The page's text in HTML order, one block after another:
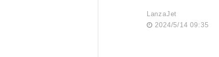
LanzaJet
2024/5/14 09:35